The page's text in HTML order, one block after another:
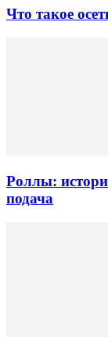
Что такое
Роллы:
подача